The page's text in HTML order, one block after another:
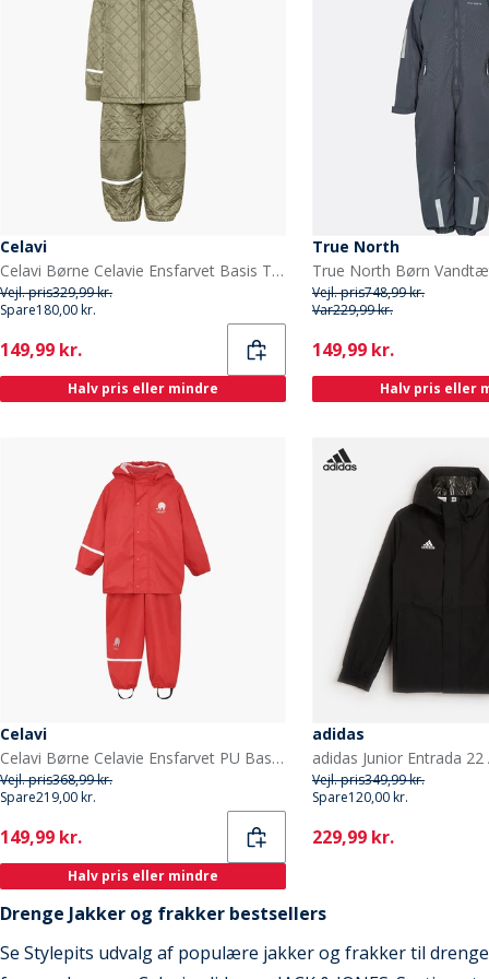
Celavi
Celavi Børne Celavie Ensfarvet Basis Termosæt Khaki
Vejl. pris329,99 kr.
Spare180,00 kr.
Current
149,99 kr.
Halv pris eller mindre
True North
Vejl. pris748,99 kr.
Var229,99 kr.
Current
149,99 kr.
Halv pris eller
Celavi
Celavi Børne Celavie Ensfarvet PU Basis Regntøjs Sæt Baked Apple
Vejl. pris368,99 kr.
Spare219,00 kr.
Current
149,99 kr.
Halv pris eller mindre
adidas
Vejl. pris349,99 kr.
Spare120,00 kr.
Current
229,99 kr.
Drenge Jakker og frakker bestsellers
Se Stylepits udvalg af populære jakker og frakker til